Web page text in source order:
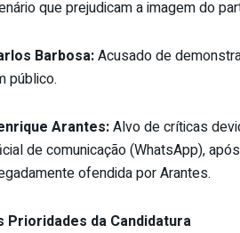
que prejudicam a imagem do
Barbosa:Acusado de
público.
Arantes:Alvo de críticas
de comunicação (WhatsApp),
ofendida por Arantes.
Prioridades da Candidatura